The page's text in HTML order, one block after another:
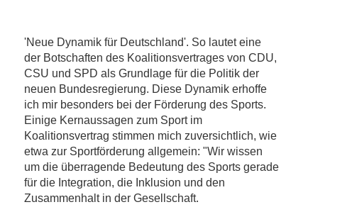
'Neue Dynamik für Deutschland'. So lautet eine
der Botschaften des Koalitionsvertrages von CDU,
CSU und SPD als Grundlage für die Politik der
neuen Bundesregierung. Diese ­Dynamik erhoffe
ich mir besonders bei der Förderung des Sports.
Einige Kernaussagen zum Sport im
Koalitionsvertrag stimmen mich zuversichtlich, wie
etwa zur Sportförderung allgemein: "Wir wissen
um die überragende Bedeutung des Sports gerade
für die Integration, die Inklusion und den
Zusammenhalt in der Gesellschaft.